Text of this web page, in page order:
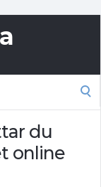
du
online